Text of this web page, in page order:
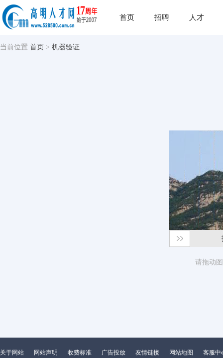
首页 招聘 人才
当前位置 首页 > 机器验证
请拖动
关于网站 网站声明 收费标准 广告投放 友情链接 网站地图 客服中